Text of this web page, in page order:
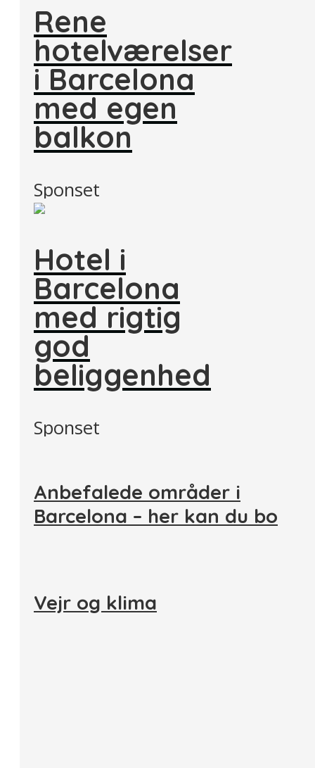
Rene
hotelværelser
i Barcelona
med egen
balkon
Sponset
Hotel i
Barcelona
med rigtig
god
beliggenhed
Sponset
Anbefalede områder i
Barcelona – her kan du bo
Vejr og klima